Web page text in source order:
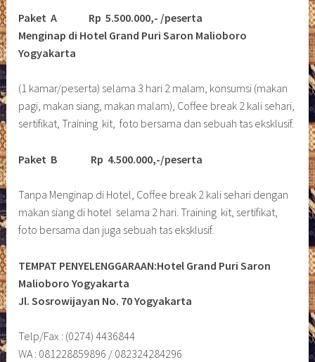
Paket A Rp 5.500.000,- /peserta
Menginap di Hotel Grand Puri Saron Malioboro
Yogyakarta
(1 kamar/peserta) selama 3 hari 2 malam, konsumsi (makan
pagi, makan siang, makan malam), Coffee break 2 kali sehari,
sertifikat, Training kit, foto bersama dan sebuah tas eksklusif.
Paket B Rp 4.500.000,-/peserta
Tanpa Menginap di Hotel, Coffee break 2 kali sehari dengan
makan siang di hotel selama 2 hari. Training kit, sertifikat,
foto bersama dan juga sebuah tas eksklusif.
TEMPAT PENYELENGGARAAN:Hotel Grand Puri Saron
Malioboro Yogyakarta
Jl. Sosrowijayan No. 70 Yogyakarta
Telp/Fax : (0274) 4436844
WA : 081228859896 / 082324284296